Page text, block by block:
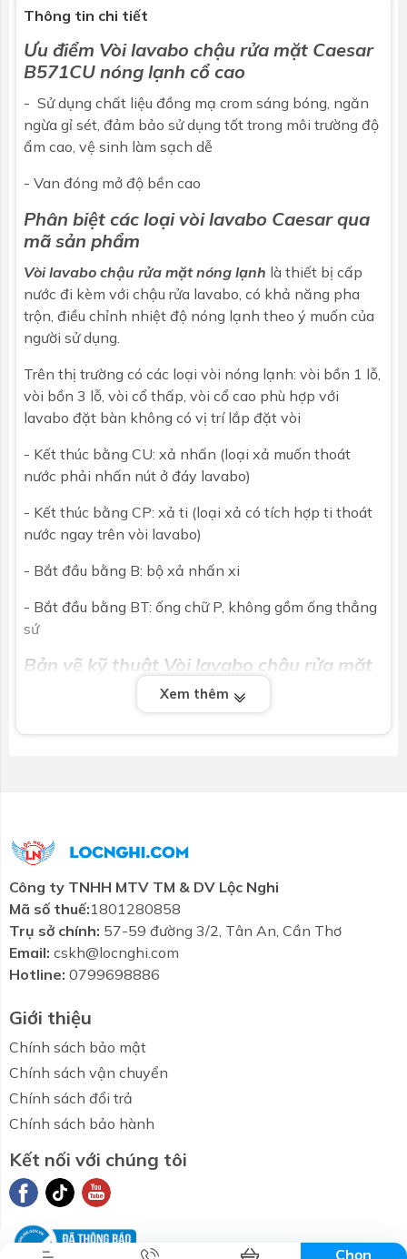
tiết
kiệm
Thương hiệu
Chọn
Bảo hành Nhấp để xem chính sách bảo hành
Thông tin chi tiết
Ưu điểm Vòi lavabo chậu rửa mặt Caesar
B571CU nóng lạnh cổ cao
- Sử dụng chất liệu đồng mạ crom sáng bóng, ngăn
ngừa gỉ sét, đảm bảo sử dụng tốt trong môi trường độ
ẩm cao, vệ sinh làm sạch dễ
- Van đóng mở độ bền cao
Phân biệt các loại vòi lavabo Caesar qua
mã sản phẩm
Vòi lavabo chậu rửa mặt nóng lạnh là thiết bị cấp
nước đi kèm với chậu rửa lavabo , có khả năng pha
trộn, điều chỉnh nhiệt độ nóng lạnh theo ý muốn của
người sử dụng.
Trên thị trường có các loại vòi nóng lạnh: vòi bồn 1 lỗ,
vòi bồn 3 lỗ, vòi cổ thấp, vòi cổ cao phù hợp với
lavabo đặt bàn không có vị trí lắp đặt vòi
- Kết thúc bằng CU: xả nhấn (loại xả muốn thoát
nước phải nhấn nút ở đáy lavabo)
- Kết thúc bằng CP: xả ti (loại xả có tích hợp ti thoát
nước ngay trên vòi lavabo)
- Bắt đầu bằng B: bộ xả nhấn xi
- Bắt đầu bằng BT: ống chữ P, không gồm ống thẳng
sứ
Bản vẽ kỹ thuật Vòi lavabo chậu rửa mặt
Caesar B571CU nóng lạnh cổ cao:
Xem thêm
Công ty TNHH MTV TM & DV Lộc Nghi
Mã số thuế:1801280858
Trụ sở chính: 57-59 đường 3/2, Tân An, Cần Thơ
Email: cskh@locnghi.com
Hotline: 0799698886
Giới thiệu
Chính sách bảo mật
Chính sách vận chuyển
Chính sách đổi trả
Chính sách bảo hành
Kết nối với chúng tôi